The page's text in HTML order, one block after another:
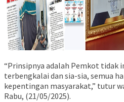
“Prinsipnya adalah Pemkot tidak
terbengkalai dan sia-sia, semua
kepentingan masyarakat,” tutur
Rabu, (21/05/2025).